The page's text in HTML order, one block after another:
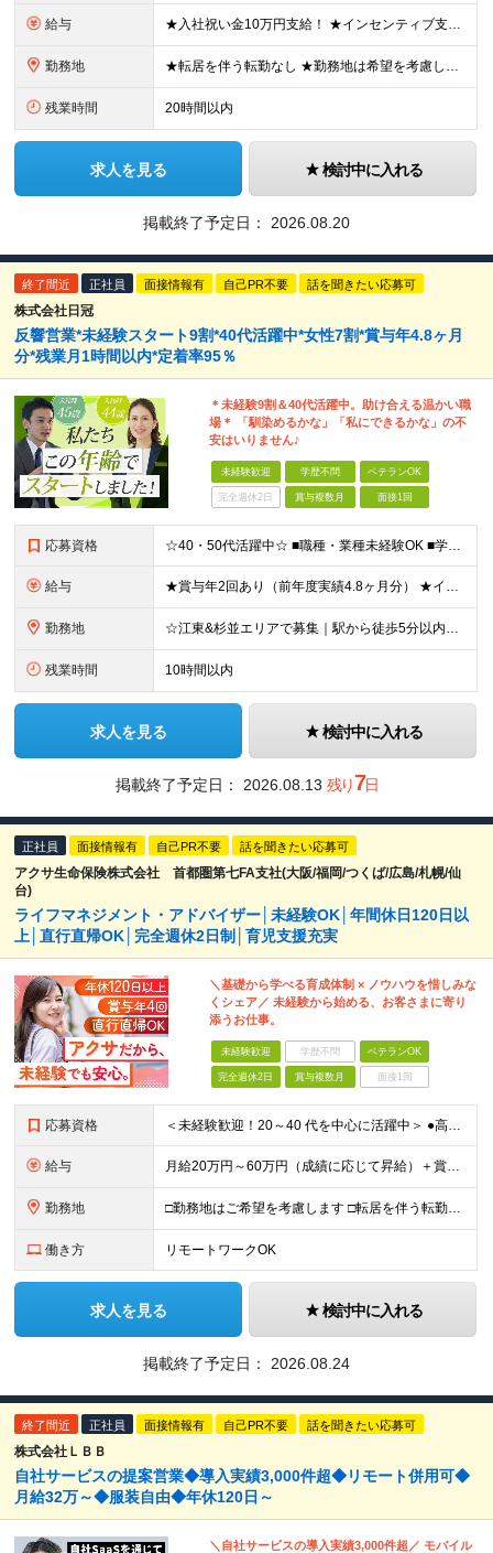
給与 ★入社祝い金10万円支給！ ★インセンティブ支給額30万円の実例あり ★入社初年度から年収400万円も可能 月給25万3,100円＋成績手当（インセンティブ） ※固定残業代（30時間分・4万6,2
勤務地 ★転居を伴う転勤なし ★勤務地は希望を考慮し決定いたします ＜調布支店＞ 東京都調布市小島町2-45-21 千早ビル2F 202号室 ＜高井戸支店＞ 東京都杉並区宮前1-19-19 あいプラン日本
残業時間 20時間以内
求人を見る 検討中に入れる
掲載終了予定日： 2026.08.20
終了間近 正社員 面接情報有 自己PR不要 話を聞きたい応募可
株式会社日冠
反響営業*未経験スタート9割*40代活躍中*女性7割*賞与年4.8ヶ月
分*残業月1時間以内*定着率95％
＊未経験9割＆40代活躍中。助け合える温かい職
場＊ 「馴染めるかな」「私にできるかな」の不
安はいりません♪
未経験歓迎 学歴不問 ベテランOK
完全週休2日 賞与複数月 面接1回
応募資格 ☆40・50代活躍中☆ ■職種・業種未経験OK ■学歴不問 ★パソコン操作が必要な業務はほぼなし！ 調べ物があれば事業所にいる事務スタッフが対応します。 ★30代・40代・50代の幅広い年代が活躍中
給与 ★賞与年2回あり（前年度実績4.8ヶ月分） ★インセンティブ毎月平均5万円 ≪インセンティブ≫ 互助会：1件成約につき2万2000円～4万3000円程度。 生命保険：1件成約につき1万円～4万円程度
勤務地 ☆江東&杉並エリアで募集｜駅から徒歩5分以内☆ □勤務地は相談可能です □転居を伴う転勤なし 【江東営業所】東京都江東区亀戸2-17-7 4F 【城西営業所】東京都杉並区高円寺北2-1-9 2F
残業時間 10時間以内
求人を見る 検討中に入れる
掲載終了予定日： 2026.08.13 残り7日
正社員 面接情報有 自己PR不要 話を聞きたい応募可
アクサ生命保険株式会社 首都圏第七FA支社(大阪/福岡/つくば/広島/札幌/仙
台)
ライフマネジメント・アドバイザー│未経験OK│年間休日120日以
上│直行直帰OK│完全週休2日制│育児支援充実
＼基礎から学べる育成体制 × ノウハウを惜しみな
くシェア／ 未経験から始める、お客さまに寄り
添うお仕事。
未経験歓迎 学歴不問 ベテランOK
完全週休2日 賞与複数月 面接1回
応募資格 ＜未経験歓迎！20～40 代を中心に活躍中＞ ●高卒以上 ●業界・業種未経験OK <こんな方を歓迎します> ・公私ともに生涯活かせる専門知識を身につけたい方 ・ライフステージが変わってもキャリアを築
給与 月給20万円～60万円（成績に応じて昇給）＋賞与年4回 ※前職給与・経験・年齢・能力を考慮の上、決定します ※試用期間3ヶ月あり（期間中の待遇に変更なし） ※入社後2年間は、研修期間として初期補給制
勤務地 □勤務地はご希望を考慮します □転居を伴う転勤はありません ●首都圏第七FA支社 東京都港区虎ノ門3-17-1 TOKYU REIT虎ノ門ビル4F ​●つくばFA支社 茨城県つくば市竹園1-6
働き方 リモートワークOK
求人を見る 検討中に入れる
掲載終了予定日： 2026.08.24
終了間近 正社員 面接情報有 自己PR不要 話を聞きたい応募可
株式会社ＬＢＢ
自社サービスの提案営業◆導入実績3,000件超◆リモート併用可◆
月給32万～◆服装自由◆年休120日～
＼自社サービスの導入実績3,000件超／ モバイル